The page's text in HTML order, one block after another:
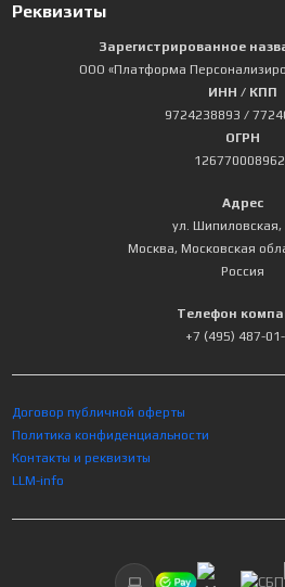
Реквизиты
Зарегистрированное
ООО «Платформа
ИНН / КПП
9724238893 /
ОГРН
Адрес
ул. Шипиловская,
Москва, Московская
Россия
Телефон
+7 (495) 487-
Договор публичной оферты
Политика конфиденциальности
Контакты и реквизиты
LLM-info